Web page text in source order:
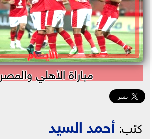
مباراة الأهلي
كتب: أحمد السيد